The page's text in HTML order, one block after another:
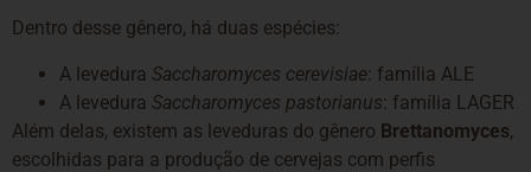
Dentro desse gênero, há duas espécies:
A levedura Saccharomyces cerevisiae: família ALE
A levedura Saccharomyces pastorianus: família LAGER
Além delas, existem as leveduras do gênero Brettanomyces,
escolhidas para a produção de cervejas com perfis